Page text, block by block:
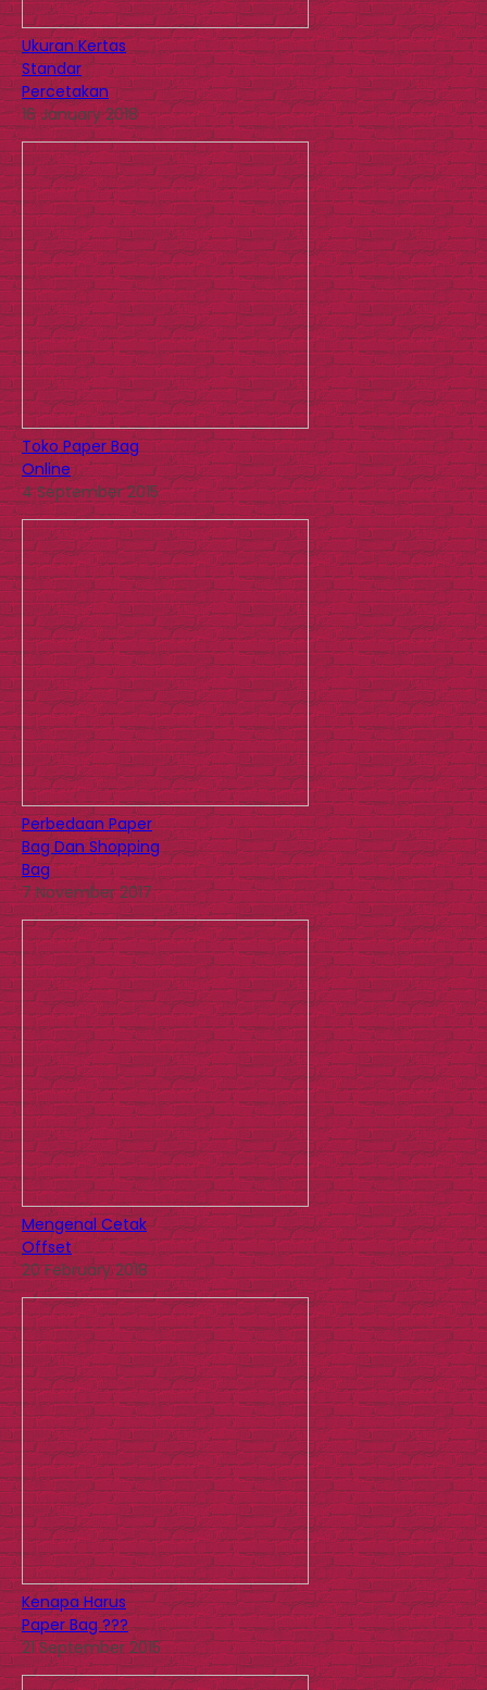
Ukuran Kertas
Standar
Percetakan
16 January 2018
Toko Paper Bag
Online
4 September 2015
Perbedaan Paper
Bag Dan Shopping
Bag
7 November 2017
Mengenal Cetak
Offset
20 February 2018
Kenapa Harus
Paper Bag ???
21 September 2015